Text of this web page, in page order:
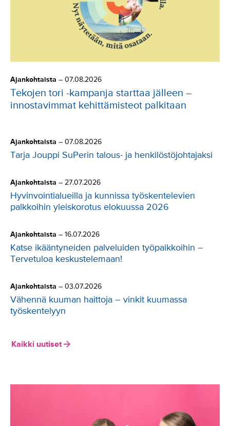
Ajankohtaista – 07.08.2026
Tekojen tori -kampanja starttaa jälleen –
innostavimmat kehittämisteot palkitaan
Ajankohtaista – 07.08.2026
Tarja Jouppi SuPerin talous- ja henkilöstöjohtajaksi
Ajankohtaista – 27.07.2026
Hyvinvointialueilla ja kunnissa työskentelevien
palkkoihin yleiskorotus elokuussa 2026
Ajankohtaista – 16.07.2026
Katse ikääntyneiden palveluiden työpaikkoihin –
Tervetuloa keskustelemaan!
Ajankohtaista – 03.07.2026
Vähennä kuuman haittoja – vinkit kuumassa
työskentelyyn
Kaikki uutiset